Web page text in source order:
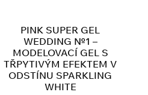
PINK SUPER GEL
WEDDING №1 –
MODELOVACÍ GEL S
TŘPYTIVÝM EFEKTEM V
ODSTÍNU SPARKLING
WHITE